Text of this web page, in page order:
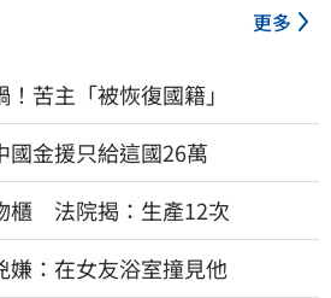
更多
苦主「被恢復國籍」
國金援只給這國26萬
櫃 法院揭：生產12次
：在女友浴室撞見他